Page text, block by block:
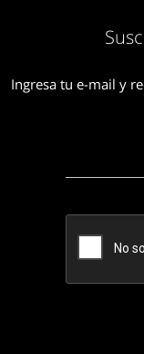
Ingresa tu e-mail y